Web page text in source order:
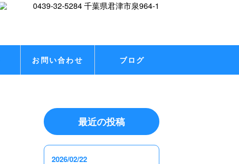
お問い合わせ ブログ
最近の投稿
2026/02/22